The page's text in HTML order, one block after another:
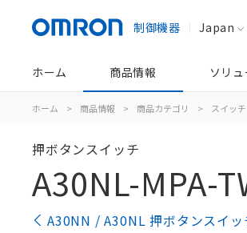
制御機器 Japan
ホーム 商品情報 ソリ
ホーム > 商品情報 > 商品カテゴリ > スイッチ
押ボタンスイッチ
A30NL-MPA-
A30NN / A30NL 押ボタンスイ